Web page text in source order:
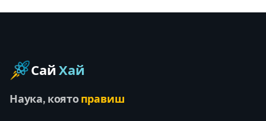
СайХай
Наука, коятоправиш